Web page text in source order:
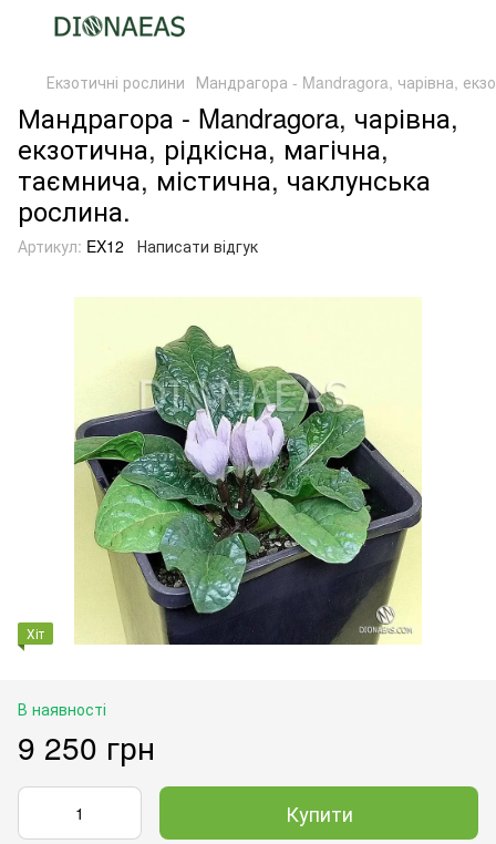
Екзотичні рослини Мандрагора - Mandragora, чарівна,
Мандрагора - Mandragora, чарівна,
екзотична, рідкісна, магічна,
таємнича, містична, чаклунська
рослина.
Артикул: EX12 Написати відгук
Хіт
В наявності
9 250 грн
Купити